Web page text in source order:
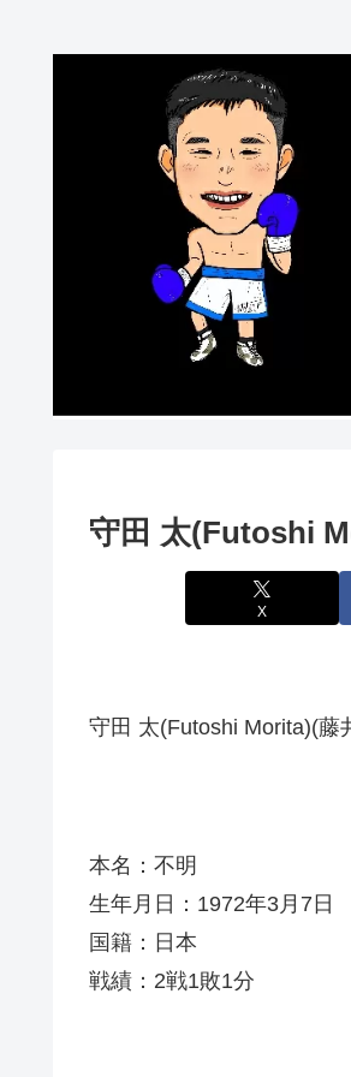
守田 太(Futoshi
X
守田 太(Futoshi Morita)(藤
本名：不明
生年月日：1972年3月7日
国籍：日本
戦績：2戦1敗1分